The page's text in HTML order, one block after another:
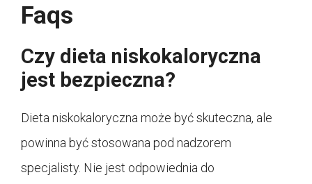
Faqs
Czy dieta niskokaloryczna
jest bezpieczna?
Dieta niskokaloryczna może być skuteczna, ale
powinna być stosowana pod nadzorem
specjalisty. Nie jest odpowiednia do